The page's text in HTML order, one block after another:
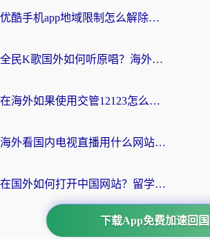
优酷手机app地域限制怎么解除？海外党亲测有效的追剧方案
全民K歌国外如何听原唱？海外党亲测有效的回国加速器选择指南
在海外如果使用交管12123怎么处理？留学生亲测有效的回国加速方案
海外看国内电视直播用什么网站比较好？一篇解决你所有追剧难题的实用指南
在国外如何打开中国网站？留学生与海外华人的无缝访问指南
下载App免费加速回国